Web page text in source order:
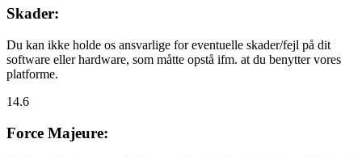
Skader:
Du kan ikke holde os ansvarlige for eventuelle skader/fejl på dit
software eller hardware, som måtte opstå ifm. at du benytter vores
platforme.
14.6
Force Majeure: